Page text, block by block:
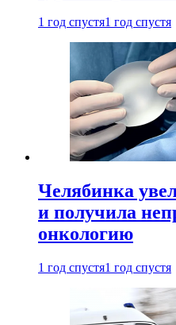
1 год спустя1 год спустя
Челябинка
и получила
онкологию
1 год спустя1 год спустя